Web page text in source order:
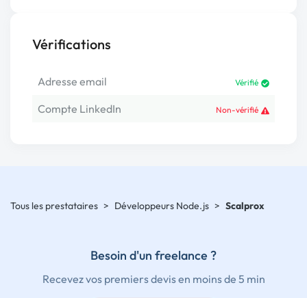
Vérifications
Adresse email Vérifié
Compte LinkedIn Non-vérifié
Tous les prestataires > Développeurs Node.js > Scalprox
Besoin d'un freelance ?
Recevez vos premiers devis en moins de 5 min